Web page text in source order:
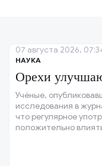
НАУКА
Орехи
Учёные,
исследования в
что регулярное
положительно
07 августа 2026,